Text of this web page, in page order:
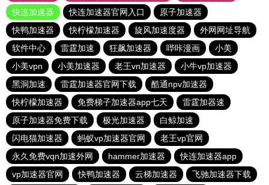
快连加速器
快连加速器官网入口
原子加速器
快鸭加速器
快柠檬加速器 旋风加速度器
外网网址导航
软件中心
雷霆加速 狂飙加速器 哔咔漫画
小美
小美vpn
小美加速器 老王vn加速器
小牛vp加速器
黑洞加速
雷霆加速器官网下载
酷通npv加速器
快柠檬加速器
免费梯子加速器app七天
雷霆加器速
原子加速器免费下载
极光加速器
白鲸加速
闪电猫加速器
蚂蚁vp加速器官网
老王vp官网
永久免费vqn加速外网
hammer加速器
快连加速器app
vp加速器官网
快鸭加速器 云梯加速器 飞驰加速器下载